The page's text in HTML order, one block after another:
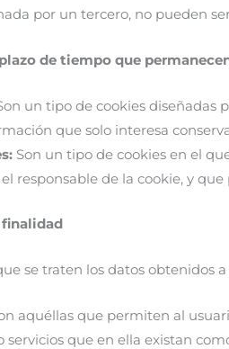
por un tercero, no pueden
de tiempo que
un tipo de cookies diseñadas
que solo interesa
Son un tipo de cookies en el
responsable de la cookie, y
finalidad
se traten los datos obtenidos
aquéllas que permiten al
servicios que en ella existan